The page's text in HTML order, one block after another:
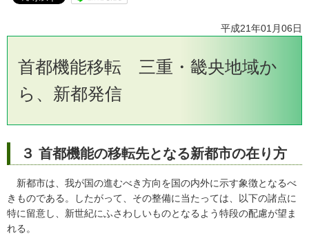
平成21年01月06日
首都機能移転 三重・畿央地域か
ら、新都発信
３ 首都機能の移転先となる新都市の在り方
新都市は、我が国の進むべき方向を国の内外に示す象徴となるべ
きものである。したがって、その整備に当たっては、以下の諸点に
特に留意し、新世紀にふさわしいものとなるよう特段の配慮が望ま
れる。